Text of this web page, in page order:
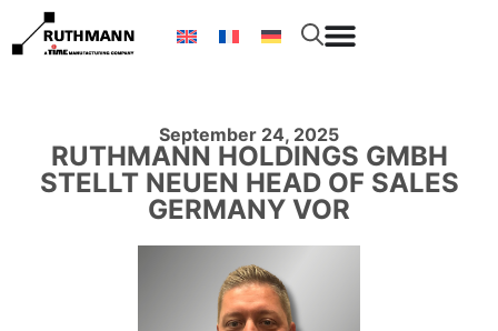
September 24, 2025
RUTHMANN HOLDINGS GMBH
STELLT NEUEN HEAD OF SALES
GERMANY VOR